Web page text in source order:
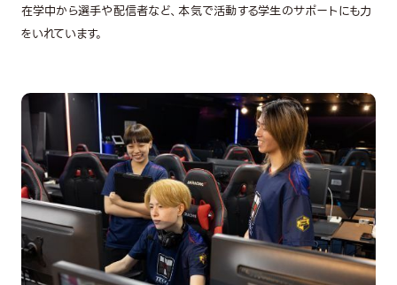
在学中から選手や配信者など、本気で活動する学生のサポートにも力
をいれています。